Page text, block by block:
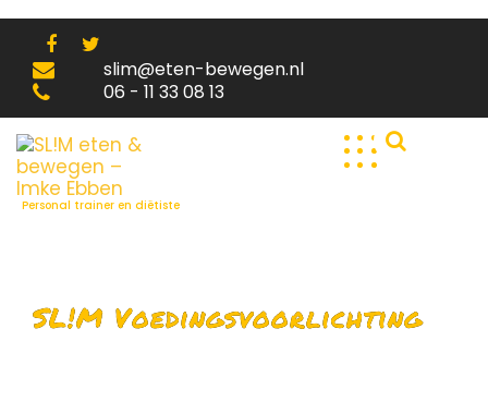
content
slim@eten-bewegen.nl
06 - 11 33 08 13
Personal trainer en diëtiste
SL!M Voedingsvoorlichting